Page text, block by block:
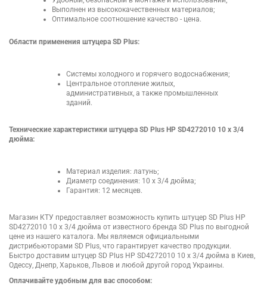
Выполнен из высококачественных материалов;
Оптимальное соотношение качество - цена.
Области применения штуцера SD Plus:
Системы холодного и горячего водоснабжения;
Центральное отопление жилых,
административных, а также промышленных
зданий.
Технические характеристики штуцера SD Plus НР SD4272010 10 х 3/4
дюйма:
Материал изделия: латунь;
Диаметр соединения: 10 х 3/4 дюйма;
Гарантия: 12 месяцев.
Магазин КТУ предоставляет возможность купить штуцер SD Plus НР
SD4272010 10 х 3/4 дюйма от известного бренда SD Plus по выгодной
цене из нашего каталога. Мы являемся официальными
дистрибьюторами SD Plus, что гарантирует качество продукции.
Быстро доставим штуцер SD Plus НР SD4272010 10 х 3/4 дюйма в Киев,
Одессу, Днепр, Харьков, Львов и любой другой город Украины.
Оплачивайте удобным для вас способом: